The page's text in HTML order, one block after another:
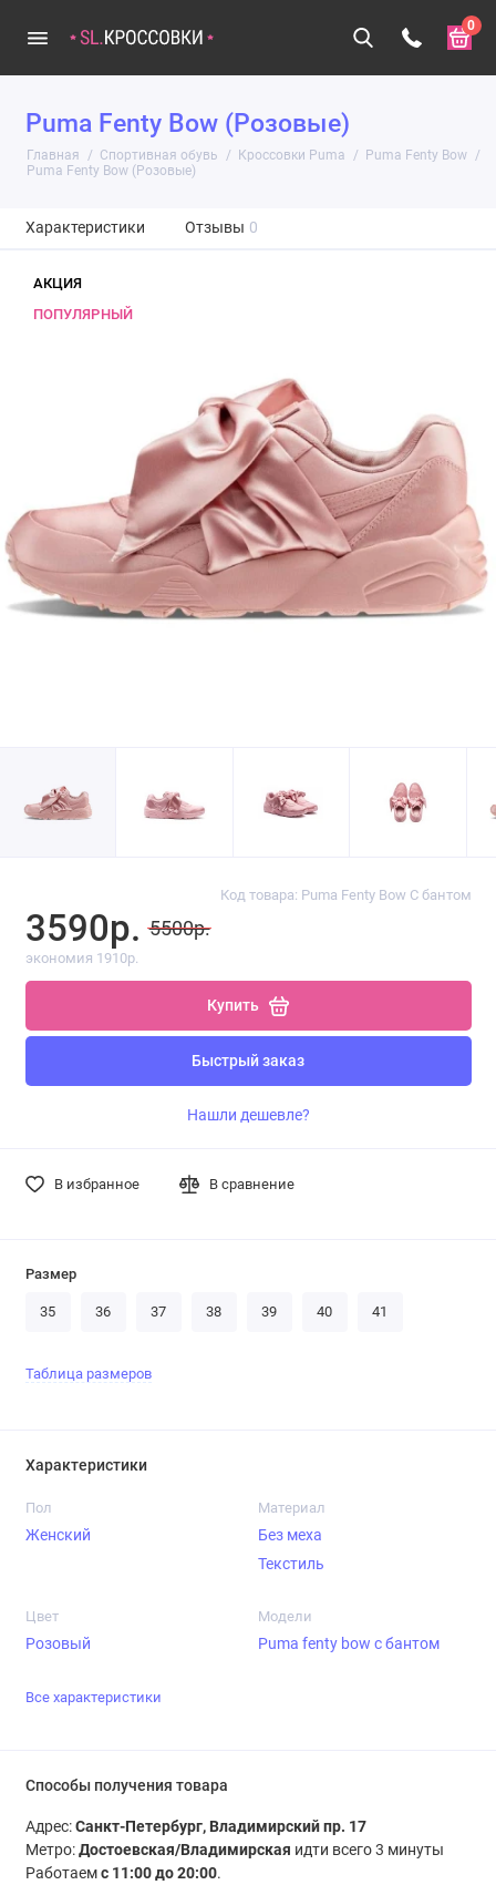
0
Puma Fenty Bow (Розовые)
Главная Спортивная обувь Кроссовки Puma
Puma Fenty Bow
Puma Fenty Bow (Розовые)
Характеристики Отзывы 0
АКЦИЯ
ПОПУЛЯРНЫЙ
Код товара: Puma Fenty Bow С бантом
3590р. 5500р.
экономия 1910р.
Купить
Быстрый заказ
Нашли дешевле?
В избранное В сравнение
Размер
35 36 37 38 39 40 41
Таблица размеров
Характеристики
Пол
Женский
Материал
Без меха
Текстиль
Цвет
Розовый
Модели
Puma fenty bow с бантом
Все характеристики
Способы получения товара
Адрес:Санкт-Петербург, Владимирский пр. 17
Метро:Достоевская/Владимирская идти всего 3 минуты
Работаемс 11:00 до 20:00.